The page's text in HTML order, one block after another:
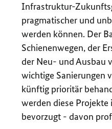
Infrastruktur-
pragmatischer und
werden können. Der
Schienenwegen, der
der Neu- und Ausbau
wichtige Sanierungen
künftig prioritär
werden diese
bevorzugt - davon